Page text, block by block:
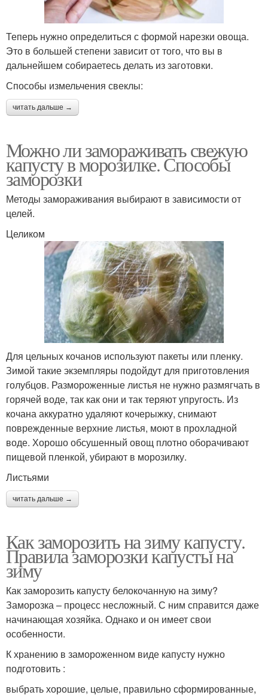
Теперь нужно определиться с формой нарезки овоща.
Это в большей степени зависит от того, что вы в
дальнейшем собираетесь делать из заготовки.
Способы измельчения свеклы:
читать дальше →
Можно ли замораживать свежую
капусту в морозилке. Способы
заморозки
Методы замораживания выбирают в зависимости от
целей.
Целиком
Для цельных кочанов используют пакеты или пленку.
Зимой такие экземпляры подойдут для приготовления
голубцов. Размороженные листья не нужно размягчать в
горячей воде, так как они и так теряют упругость. Из
кочана аккуратно удаляют кочерыжку, снимают
поврежденные верхние листья, моют в прохладной
воде. Хорошо обсушенный овощ плотно оборачивают
пищевой пленкой, убирают в морозилку.
Листьями
читать дальше →
Как заморозить на зиму капусту.
Правила заморозки капусты на
зиму
Как заморозить капусту белокочанную на зиму?
Заморозка – процесс несложный. С ним справится даже
начинающая хозяйка. Однако и он имеет свои
особенности.
К хранению в замороженном виде капусту нужно
подготовить :
выбрать хорошие, целые, правильно сформированные,